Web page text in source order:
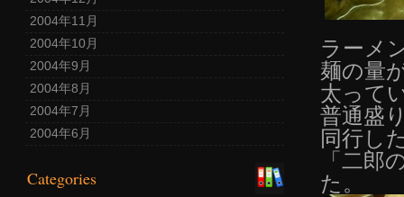
2004年11月
2004年10月
2004年9月
2004年8月
2004年7月
2004年6月
Categories
ラーメ
麺の量
太って
普通盛
同行し
「二郎
た。